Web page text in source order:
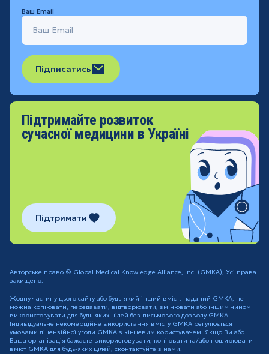
Авторське право © Global Medical Knowledge Alliance, Inc. (GMKA), Усі права
захищено.
Жодну частину цього сайту або будь-який інший вміст, наданий GMKA, не
можна копіювати, передавати, відтворювати, змінювати або іншим чином
використовувати для будь-яких цілей без письмового дозволу GMKA.
Індивідуальне некомерційне використання вмісту GMKA регулюється
умовами ліцензійної угоди GMKA з кінцевим користувачем. Якщо Ви або
Ваша організація бажаєте використовувати, копіювати та/або поширювати
вміст GMKA для будь-яких цілей, сконтактуйте з нами.
Ваш Email
Підписатись
Підтримайте розвиток
сучасної медицини в Україні
Підтримати